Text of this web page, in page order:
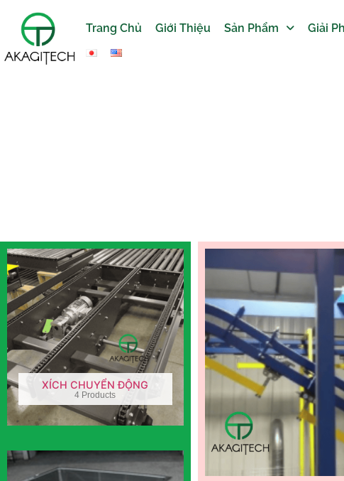
Trang Chủ Giới Thiệu Sản Phẩm Giải
XÍCH CHUYỂN ĐỘNG
4 Products